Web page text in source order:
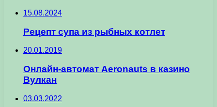
15.08.2024
Рецепт супа из рыбных котлет
20.01.2019
Онлайн-автомат Aeronauts в казино
Вулкан
03.03.2022